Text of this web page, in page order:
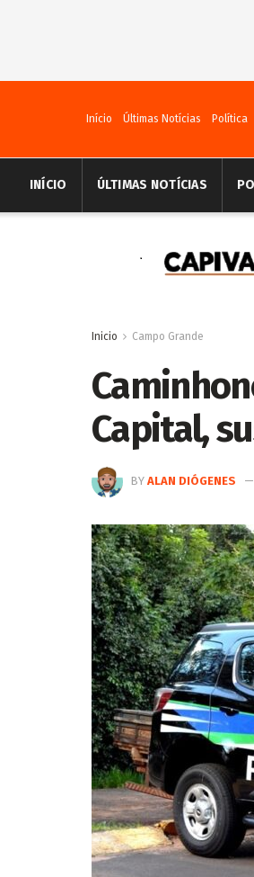
Início Últimas Notícias Política
INÍCIO ÚLTIMAS NOTÍCIAS
Inicio Campo Grande
Capital,
BY ALAN DIÓGENES